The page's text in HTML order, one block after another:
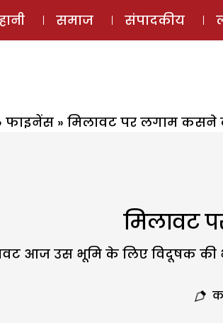
समाज संपादकीय
फाइनेंस » मिलावट पर लगाम
मिलावट
आज उस भूमि के लिए विदूषक की